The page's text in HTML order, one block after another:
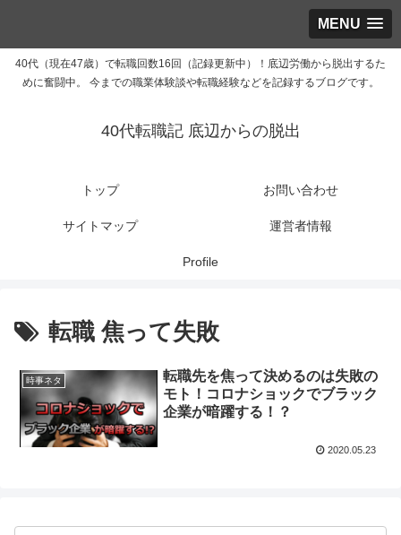
MENU
40代（現在47歳）で転職回数16回（記録更新中）！底辺労働から脱出するた
めに奮闘中。 今までの職業体験談や転職経験などを記録するブログです。
40代転職記 底辺からの脱出
トップ お問い合わせ
サイトマップ 運営者情報
Profile
転職 焦って失敗
時事ネタ
転職先を焦って決めるのは失敗の
モト！コロナショックでブラック
企業が暗躍する！？
2020.05.23